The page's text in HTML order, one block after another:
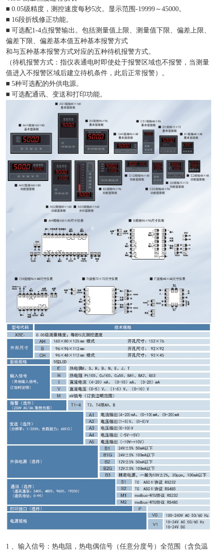
■ 0.05级精度，测控速度每秒5次。显示范围-19999～45000。
■ 16段折线修正功能。
■ 可选配1-4点报警输出。包括测量值上限、测量值下限、偏差上限、
偏差下限、偏差基本值五种基本报警方式
和与五种基本报警方式对应的五种待机报警方式。
（待机报警方式：指仪表通电时即使处于报警区域也不报警，当测量
值进入不报警区域后建立待机条件，此后正常报警）。
■ 5种可选配的外供电源。
■ 可选配通讯、变送和打印功能。
1 、输入信号：热电阻，热电偶信号（任意分度号）全范围（含负温